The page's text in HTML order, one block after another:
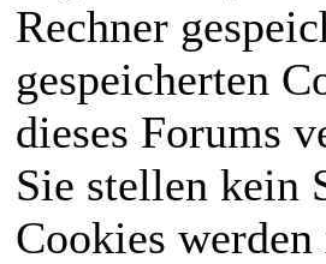
Rechner
gespeicherten
dieses Forums
Sie stellen kein
Cookies